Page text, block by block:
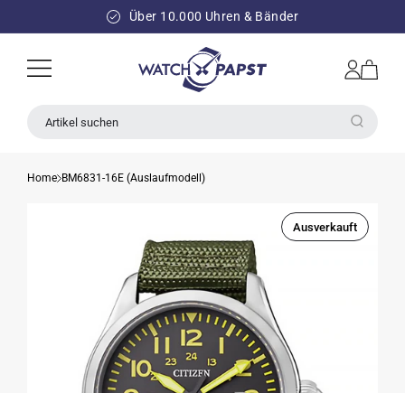
INHALT
Über 10.000 Uhren & Bänder
Einloggen
Warenkorb
Artikel suchen
Home BM6831-16E (Auslaufmodell)
Ausverkauft